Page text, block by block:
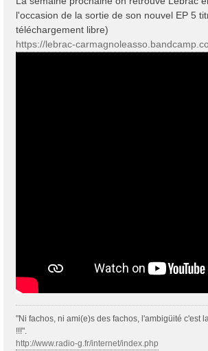
l'occasion de la sortie de son nouvel EP 5
téléchargement libre)
https://lebrac-
"Ni fachos, ni ami(e)s des fachos, l'ambigüité c'est
!!!".
http://www.radio-g.fr/internet/index.php